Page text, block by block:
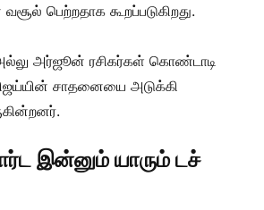
பெற்றதாக கூறப்படுகிறது.
அர்ஜூன் ரசிகர்கள் கொண்டாடி
சாதனையை அடுக்கி
இன்னும் யாரும் டச்